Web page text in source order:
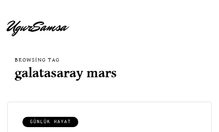
UgurSamsa
BROWSING TAG
galatasaray mars
GÜNLÜK HAYAT